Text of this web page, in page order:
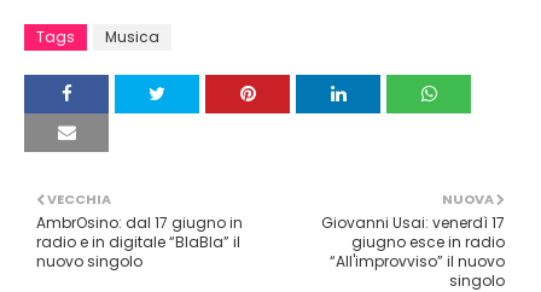
Tags Musica
NUOVA
Giovanni Usai: venerdì 17
giugno esce in radio
“All'improvviso” il nuovo
singolo
VECCHIA
AmbrOsino: dal 17 giugno in
radio e in digitale “BlaBla” il
nuovo singolo